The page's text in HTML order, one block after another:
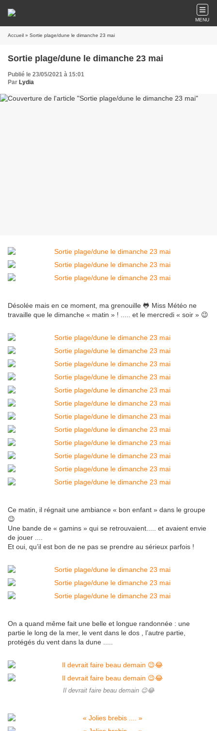
MENU
Accueil » Sortie plage/dune le dimanche 23 mai
Sortie plage/dune le dimanche 23 mai
Publié le 23/05/2021 à 15:01
Par Lydia
Désolée mais en ce moment, ma grenouille 🐸 Miss Météo ne
travaille que le dimanche « matin » ! ..... et le mercredi « soir » 😉
Ce matin, il régnait une ambiance « bon enfant » dans le groupe
😉
Une bande de « gamins » qui se retrouvaient..... et avaient envie
de jouer ....
Et oui, qu’il est bon de ne pas se prendre au sérieux parfois !
On a quand même fait une belle et longue randonnée : une
partie le long de la mer, le vent dans le dos , l’autre partie,
protégés du vent dans la dune .....
Il devrait faire beau demain 😉😂